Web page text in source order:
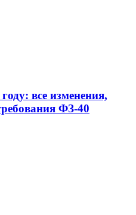
все изменения,
ФЗ-40